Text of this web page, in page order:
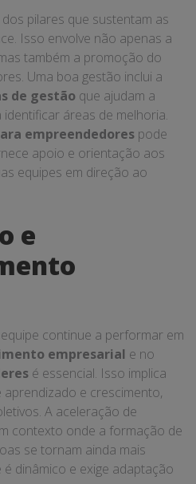
dos pilares que sustentam as
Isso envolve não apenas a
também a promoção do
Uma boa gestão inclui a
de gestão que ajudam a
áreas de melhoria.
empreendedores pode
apoio e orientação aos
equipes em direção ao
e
continue a performar em
empresarial e no
é essencial. Isso implica
e crescimento,
A aceleração de
contexto onde a formação de
se tornam ainda mais
dinâmico e exige adaptação